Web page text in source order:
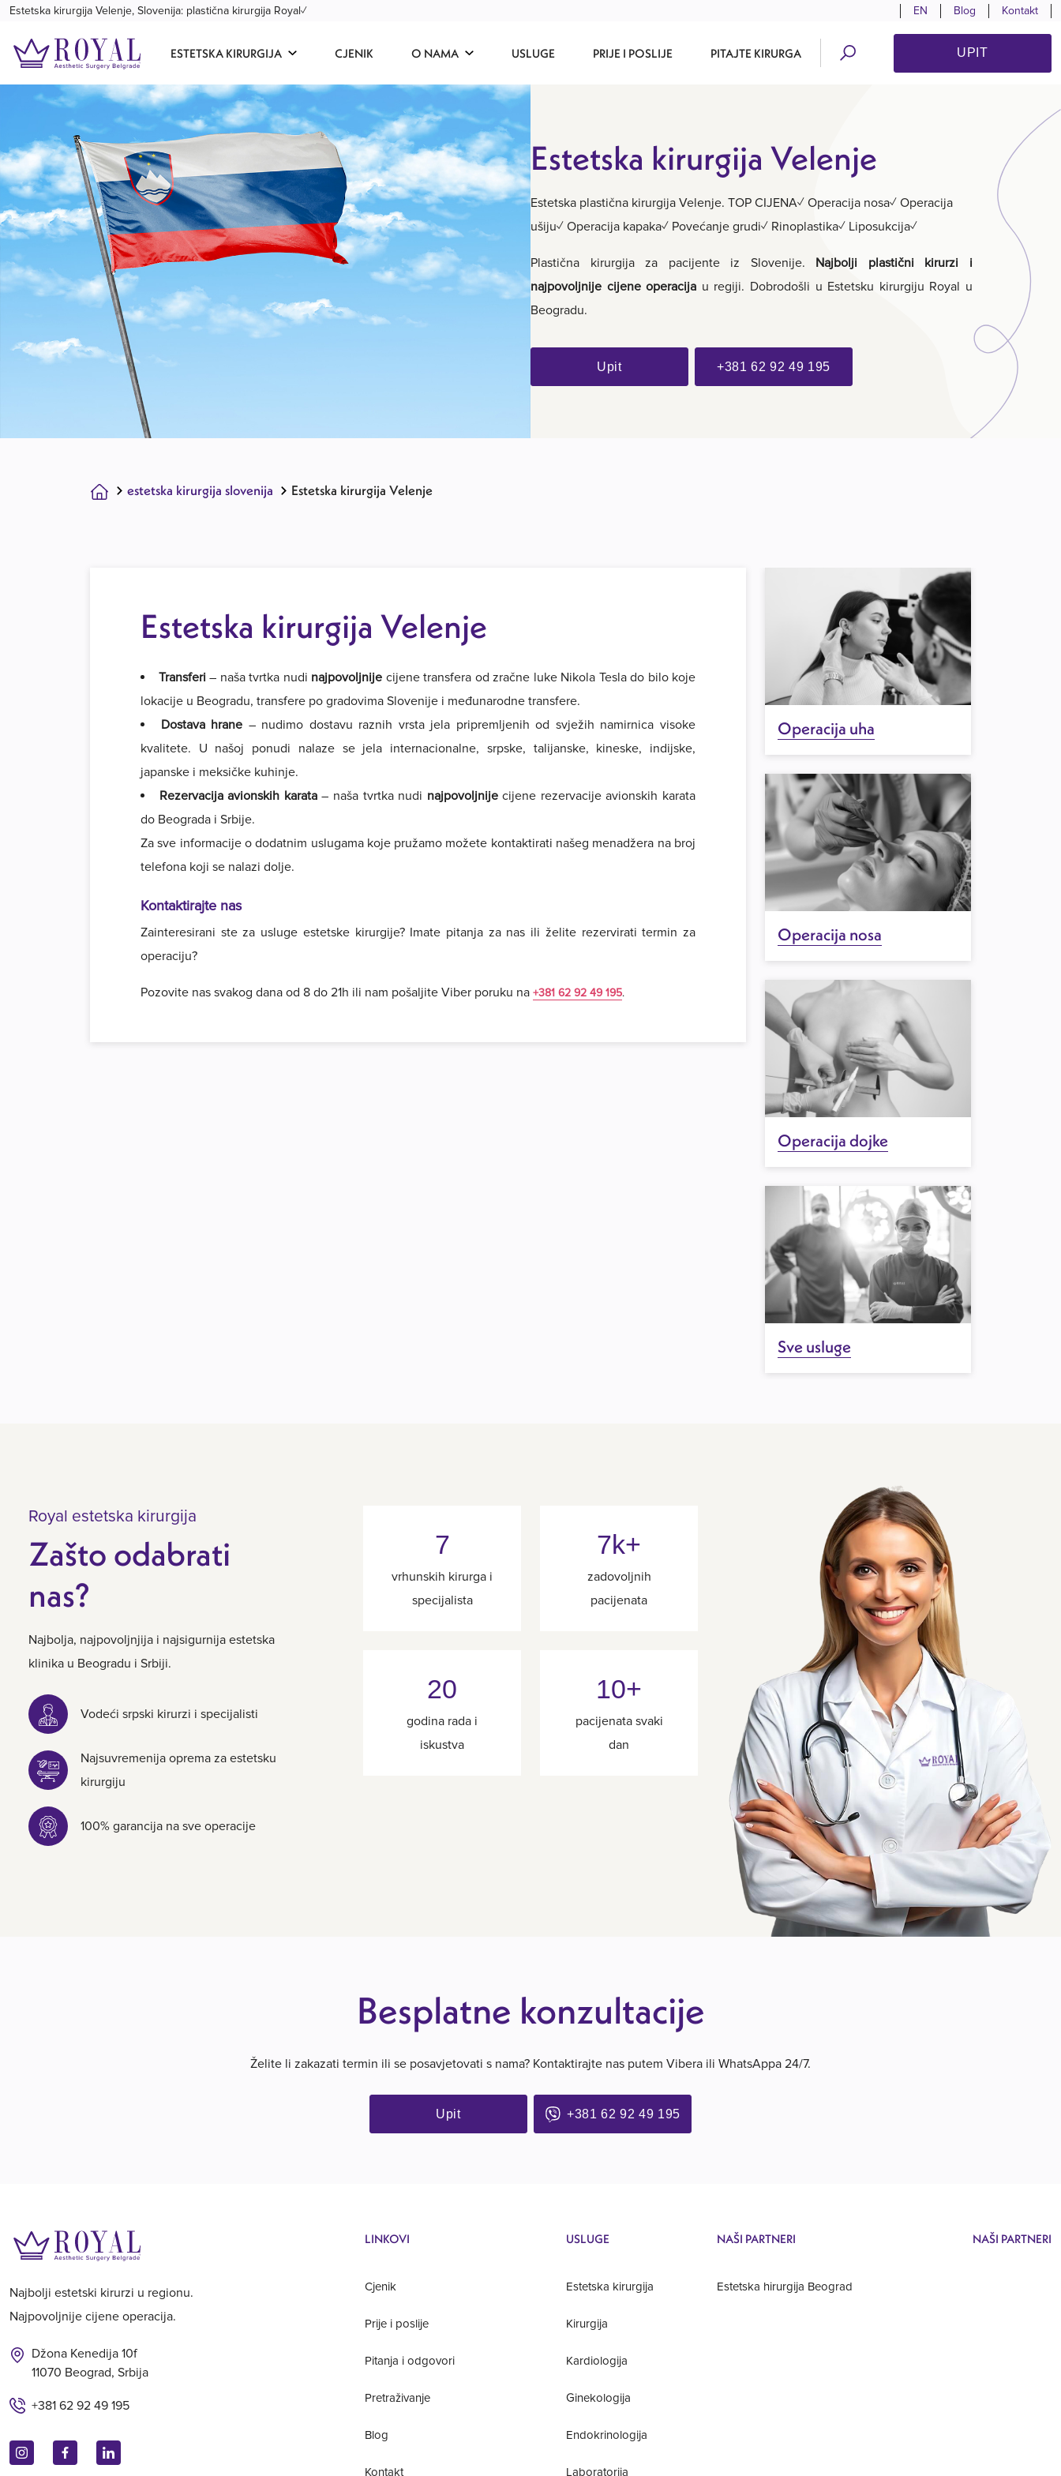
Estetska kirurgija Velenje, Slovenija: plastična kirurgija Royal✓ EN Blog Kontakt
ESTETSKA KIRURGIJA CJENIK O NAMA USLUGE PRIJE I POSLIJE PITAJTE KIRURGA UPIT
Estetska kirurgija Velenje
Estetska plastična kirurgija Velenje. TOP CIJENA✓ Operacija nosa✓ Operacija
ušiju✓ Operacija kapaka✓ Povećanje grudi✓ Rinoplastika✓ Liposukcija✓
Plastična kirurgija za pacijente iz Slovenije. Najbolji plastični kirurzi i
najpovoljnije cijene operacija u regiji. Dobrodošli u Estetsku kirurgiju Royal u
Beogradu.
Upit +381 62 92 49 195
estetska kirurgija slovenija Estetska kirurgija Velenje
Estetska kirurgija Velenje
Transferi – naša tvrtka nudi najpovoljnije cijene transfera od zračne luke Nikola Tesla do bilo koje
lokacije u Beogradu, transfere po gradovima Slovenije i međunarodne transfere.
Dostava hrane – nudimo dostavu raznih vrsta jela pripremljenih od svježih namirnica visoke
kvalitete. U našoj ponudi nalaze se jela internacionalne, srpske, talijanske, kineske, indijske,
japanske i meksičke kuhinje.
Rezervacija avionskih karata– naša tvrtka nudi najpovoljnijecijene rezervacije avionskih karata
do Beograda i Srbije.
Za sve informacije o dodatnim uslugama koje pružamo možete kontaktirati našeg menadžera na broj
telefona koji se nalazi dolje.
Kontaktirajte nas
Zainteresirani ste za usluge estetske kirurgije? Imate pitanja za nas ili želite rezervirati termin za
operaciju?
Pozovite nas svakog dana od 8 do 21h ili nam pošaljite Viber poruku na +381 62 92 49 195.
Operacija uha
Operacija nosa
Operacija dojke
Sve usluge
Royal estetska kirurgija
Zašto odabrati
nas?
Najbolja, najpovoljnjija i najsigurnija estetska
klinika u Beogradu i Srbiji.
Vodeći srpski kirurzi i specijalisti
Najsuvremenija oprema za estetsku
kirurgiju
100% garancija na sve operacije
7
vrhunskih kirurga i
specijalista
7k+
zadovoljnih
pacijenata
20
godina rada i
iskustva
10+
pacijenata svaki
dan
Besplatne konzultacije
Želite li zakazati termin ili se posavjetovati s nama? Kontaktirajte nas putem Vibera ili WhatsAppa 24/7.
Upit +381 62 92 49 195
Najbolji estetski kirurzi u regionu.
Najpovoljnije cijene operacija.
Džona Kenedija 10f
11070 Beograd, Srbija
+381 62 92 49 195
LINKOVI
Cjenik
Prije i poslije
Pitanja i odgovori
Pretraživanje
Blog
Kontakt
USLUGE
Estetska kirurgija
Kirurgija
Kardiologija
Ginekologija
Endokrinologija
Laboratorija
NAŠI PARTNERI
Estetska hirurgija Beograd
NAŠI PARTNERI